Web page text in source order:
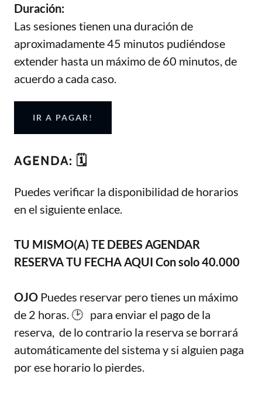
Duración:
Las sesiones tienen una duración de
aproximadamente 45 minutos pudiéndose
extender hasta un máximo de 60 minutos, de
acuerdo a cada caso.
IR A PAGAR!
AGENDA: 🗓️
Puedes verificar la disponibilidad de horarios
en el siguiente enlace.
TU MISMO(A) TE DEBES AGENDAR
RESERVA TU FECHA AQUI Con solo 40.000
OJO Puedes reservar pero tienes un máximo
de 2 horas. 🕑 para enviar el pago de la
reserva, de lo contrario la reserva se borrará
automáticamente del sistema y si alguien paga
por ese horario lo pierdes.